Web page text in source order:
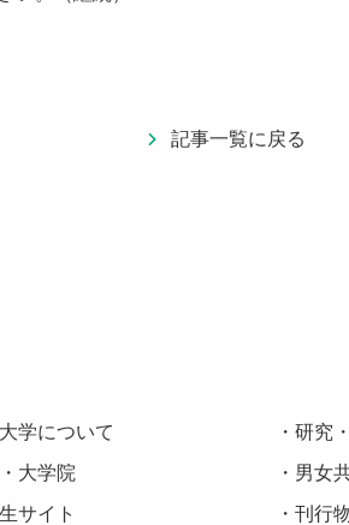
記事一覧に戻る
学について
大学院
サイト
研究
男女
刊行